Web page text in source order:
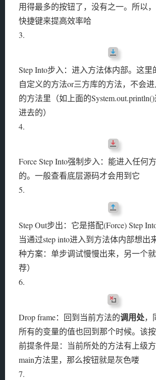
用得最多的按钮了，没有之一。所以
快捷键来提高效率哈
3.
Step Into步入：进入方法体内部。这
自定义的方法or三方库的方法，不会
的方法里（如上面的
进去的）
4.
Force Step Into强制步入：能进入任何
的。一般查看底层源码才会用到它
5.
Step Out步出：它是搭配(Force) Step
当通过step into进入到方法体内部想出
种方案：单步调试慢慢出来，另一个就
荐）
6.
Drop frame：回到当前方法的调用处，
所有的变量的值也回到那个时候。该
前提条件是：当前所处的方法有上级
main方法里，那么按钮就是灰色喽
7.